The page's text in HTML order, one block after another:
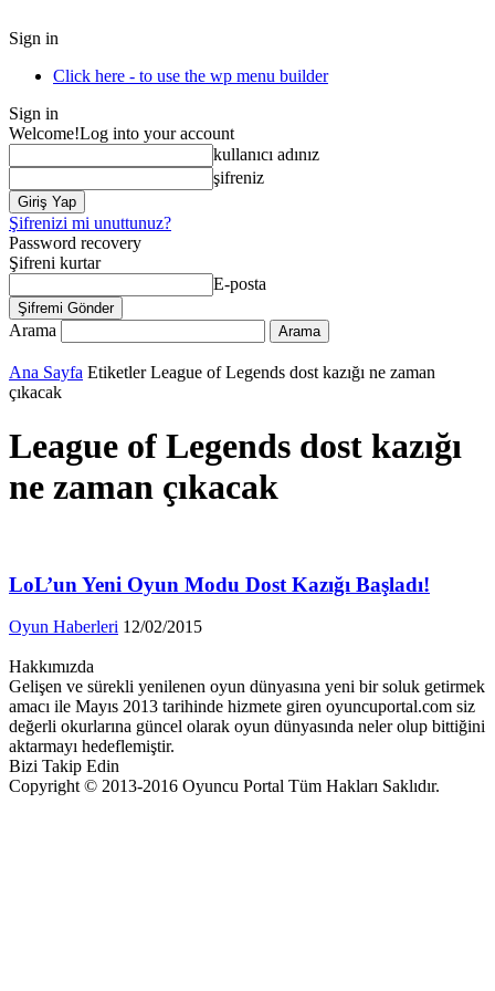
Sign in
Click here - to use the wp menu builder
Sign in
Welcome!Log into your account
kullanıcı adınız
şifreniz
Şifrenizi mi unuttunuz?
Password recovery
Şifreni kurtar
E-posta
Arama
Ana Sayfa Etiketler League of Legends dost kazığı ne zaman
çıkacak
League of Legends dost kazığı
ne zaman çıkacak
LoL’un Yeni Oyun Modu Dost Kazığı Başladı!
Oyun Haberleri 12/02/2015
Hakkımızda
Gelişen ve sürekli yenilenen oyun dünyasına yeni bir soluk getirmek
amacı ile Mayıs 2013 tarihinde hizmete giren oyuncuportal.com siz
değerli okurlarına güncel olarak oyun dünyasında neler olup bittiğini
aktarmayı hedeflemiştir.
Bizi Takip Edin
Copyright © 2013-2016 Oyuncu Portal Tüm Hakları Saklıdır.